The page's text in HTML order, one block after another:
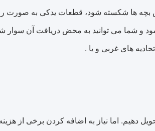
ها شکسته شود، قطعات یدکی به صورت
و شما می توانید به محض دریافت آن سوار
های غربی و یا .
اما نیاز به اضافه کردن برخی از